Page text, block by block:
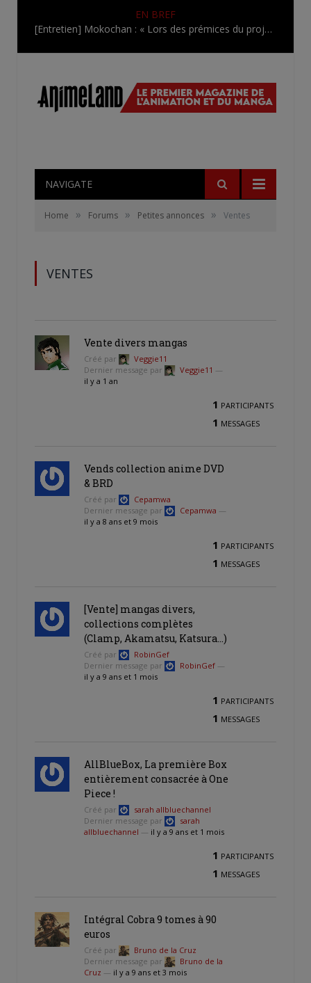
EN BREF
[Entretien] Mokochan : « Lors des prémices du projet, il était déjà demandé de suivre au mieux le manga originel.»
NAVIGATE
Home » Forums » Petites annonces » Ventes
VENTES
Vente divers mangas
Créé par
Veggie11
Dernier message par
Veggie11 —
il y a 1 an
1 PARTICIPANTS
1 MESSAGES
Vends collection anime DVD
& BRD
Créé par
Cepamwa
Dernier message par
Cepamwa —
il y a 8 ans et 9 mois
1 PARTICIPANTS
1 MESSAGES
[Vente] mangas divers,
collections complètes
(Clamp, Akamatsu, Katsura…)
Créé par
RobinGef
Dernier message par
RobinGef —
il y a 9 ans et 1 mois
1 PARTICIPANTS
1 MESSAGES
AllBlueBox, La première Box
entièrement consacrée à One
Piece !
Créé par
sarah allbluechannel
Dernier message par
sarah
allbluechannel — il y a 9 ans et 1 mois
1 PARTICIPANTS
1 MESSAGES
Intégral Cobra 9 tomes à 90
euros
Créé par
Bruno de la Cruz
Dernier message par
Bruno de la
Cruz — il y a 9 ans et 3 mois